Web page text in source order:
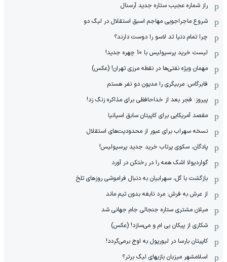
راز شماره عجیب ستاره جدید آرسنال
شروع ماجراجویی مهاجم اسبق استقلال در لیگ دو
چرا تمام دنیا تد لاسو را دوست دارند؟
لیست خرید پرسپولیس با 10 چهره جدید!
مهمان‌ ویژه نفتی‌ها در نقطه مرزی تهران! (عکس)
فابرگاس: مربیگری را مدیون دو نفر هستم
پیروز: فجر بعد از خداحافظی برای مذاکره زنگ زد!
مقصد آمریکایی برای کاپیتان سابق اسپانیا
نسخه سهراب برای عبور از محدودیت‌های استقلال
پادگان، سکوی پرتاب خرید جدید پرسپولیس!
گواردیولا اشک همه را در رختکن در آورد
بازگشت با گل، سهرابیان به دنبال فراموشی روزهای تلخ
از عرش به فرش: مرد نابغه‌ بدون تیم ماند
میلان مشتری ستاره جنجالی جام جهانی شد
شکاری از پیکان بی ام و می‌سازد! (عکس)
کاپیتان بارسا در لیورپول به اوج برمی‌گردد!
اسلامشهر میزبان بازیهای لیگ برتر؟